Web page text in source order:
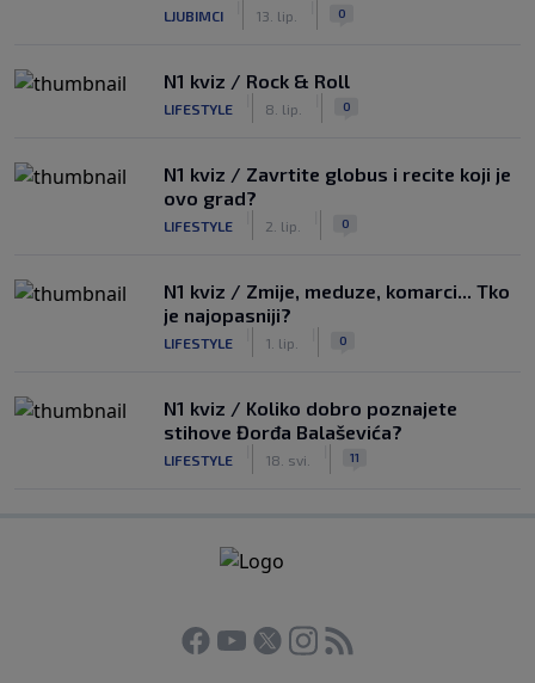
LJUBIMCI 13. lip. 0
N1 kviz / Rock & Roll
LIFESTYLE 8. lip. 0
N1 kviz / Zavrtite globus i recite koji je
ovo grad?
LIFESTYLE 2. lip. 0
N1 kviz / Zmije, meduze, komarci... Tko
je najopasniji?
LIFESTYLE 1. lip. 0
N1 kviz / Koliko dobro poznajete
stihove Đorđa Balaševića?
LIFESTYLE 18. svi. 11